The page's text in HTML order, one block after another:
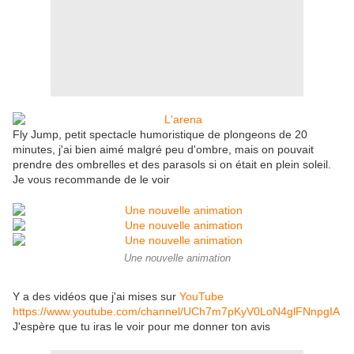
Fly Jump, petit spectacle humoristique de plongeons de 20
minutes, j'ai bien aimé malgré peu d'ombre, mais on pouvait
prendre des ombrelles et des parasols si on était en plein soleil.
Je vous recommande de le voir
Une nouvelle animation
Y a des vidéos que j'ai mises sur YouTube
https://www.youtube.com/channel/UCh7m7pKyV0LoN4glFNnpgIA
J'espère que tu iras le voir pour me donner ton avis